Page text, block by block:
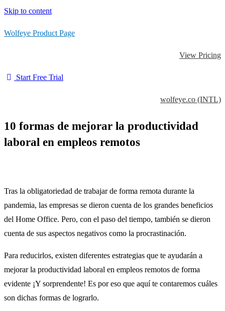
Skip to content
Wolfeye Product Page
View Pricing
Start Free Trial
wolfeye.co (INTL)
10 formas de mejorar la productividad
laboral en empleos remotos
Tras la obligatoriedad de trabajar de forma remota durante la
pandemia, las empresas se dieron cuenta de los grandes beneficios
del Home Office. Pero, con el paso del tiempo, también se dieron
cuenta de sus aspectos negativos como la procrastinación.
Para reducirlos, existen diferentes estrategias que te ayudarán a
mejorar la productividad laboral en empleos remotos de forma
evidente ¡Y sorprendente! Es por eso que aquí te contaremos cuáles
son dichas formas de lograrlo.